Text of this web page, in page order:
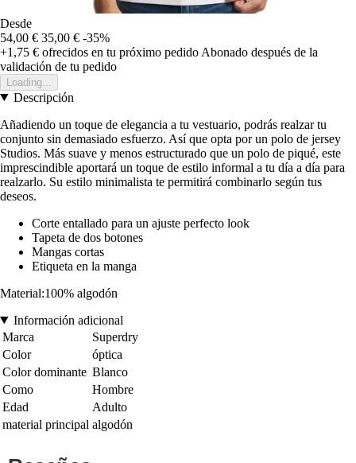
Desde
54,00 € 35,00 € -35%
+1,75 € ofrecidos en tu próximo pedido Abonado después de la
validación de tu pedido
Loading...
Descripción
Añadiendo un toque de elegancia a tu vestuario, podrás realzar tu
conjunto sin demasiado esfuerzo. Así que opta por un polo de jersey
Studios. Más suave y menos estructurado que un polo de piqué, este
imprescindible aportará un toque de estilo informal a tu día a día para
realzarlo. Su estilo minimalista te permitirá combinarlo según tus
deseos.
Corte entallado para un ajuste perfecto look
Tapeta de dos botones
Mangas cortas
Etiqueta en la manga
Material:100% algodón
Información adicional
Marca
Superdry
Color
óptica
Color dominante Blanco
Como
Hombre
Edad
Adulto
material principal algodón